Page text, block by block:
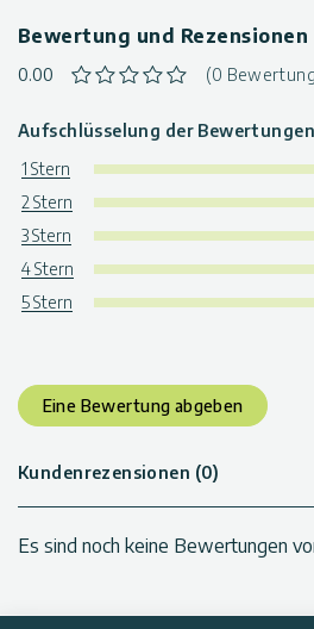
um sie an den Eckpfosten zu
und leicht
die Netze lassen sich mit einem
zusammenschließen und bieten so
Insekten
Alle Haken enthalten
leicht zu installierende Anleitung
beinhaltet obere, mittlere und
Leine trocknen
Bewertung und Rezensionen
0.00 (0
Aufschlüsselung der Bewertungen
1 Stern
2 Stern
3 Stern
4 Stern
5 Stern
Eine Bewertung abgeben
Kundenrezensionen (0)
Es sind noch keine Bewertungen